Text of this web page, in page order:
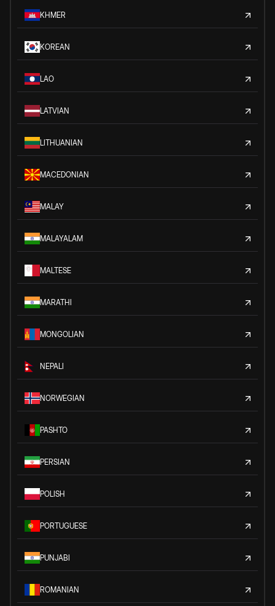
KHMER
KOREAN
LAO
LATVIAN
LITHUANIAN
MACEDONIAN
MALAY
MALAYALAM
MALTESE
MARATHI
MONGOLIAN
NEPALI
NORWEGIAN
PASHTO
PERSIAN
POLISH
PORTUGUESE
PUNJABI
ROMANIAN